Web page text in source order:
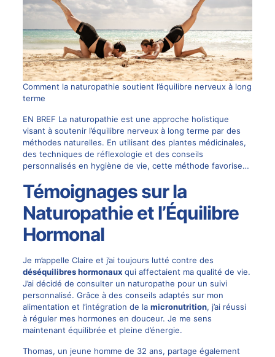
Comment la naturopathie soutient l’équilibre nerveux à long
terme
EN BREF La naturopathie est une approche holistique
visant à soutenir l’équilibre nerveux à long terme par des
méthodes naturelles. En utilisant des plantes médicinales,
des techniques de réflexologie et des conseils
personnalisés en hygiène de vie, cette méthode favorise…
Témoignages sur la
Naturopathie et l’Équilibre
Hormonal
Je m’appelle Claire et j’ai toujours lutté contre des
déséquilibres hormonauxqui affectaient ma qualité de vie.
J’ai décidé de consulter un naturopathe pour un suivi
personnalisé. Grâce à des conseils adaptés sur mon
alimentation et l’intégration de la micronutrition, j’ai réussi
à réguler mes hormones en douceur. Je me sens
maintenant équilibrée et pleine d’énergie.
Thomas, un jeune homme de 32 ans, partage également